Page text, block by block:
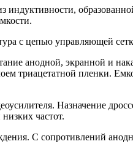
индуктивности,
с цепью управляющей
анодной, экранной и
триацетатной пленки.
Назначение
частот.
С сопротивлений